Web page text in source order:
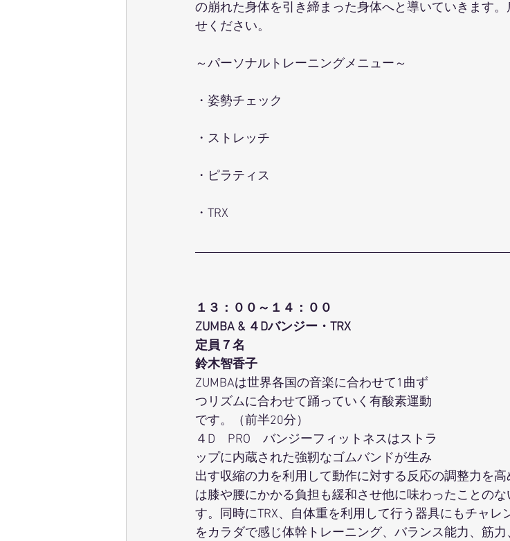
の崩れた身体を引き締まった身体へと導いていきます
せください。
～パーソナルトレーニングメニュー～
・姿勢チェック
・ストレッチ
・ピラティス
・TRX
１３：００～１４：００
ZUMBA & ４Dバンジー・TRX
定員７名
鈴木智香子
ZUMBAは世界各国の音楽に合わせて1曲ず
つリズムに合わせて踊っていく有酸素運動
です。（前半20分）
４D　PRO　バンジーフィットネスはストラ
ップに内蔵された強靭なゴムバンドが生み
出す収縮の力を利用して動作に対する反応の調整力を
は膝や腰にかかる負担も緩和させ他に味わったことの
す。同時にTRX、自体重を利用して行う器具にもチャレ
をカラダで感じ体幹トレーニング、バランス能力、筋